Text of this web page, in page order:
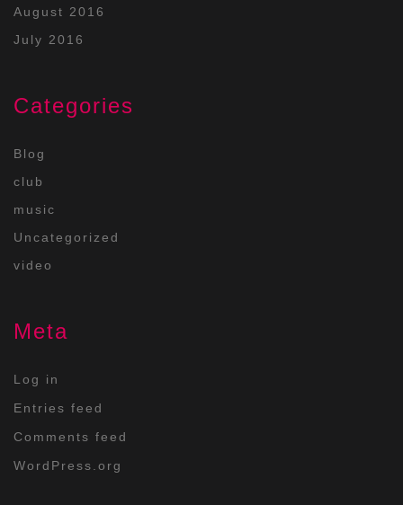
August 2016
July 2016
Categories
Blog
club
music
Uncategorized
video
Meta
Log in
Entries feed
Comments feed
WordPress.org